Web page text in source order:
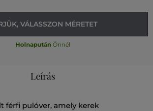
VÁLASSZON MÉRETET
Holnapután Önnél
Leírás
férfi pulóver, amely kerek